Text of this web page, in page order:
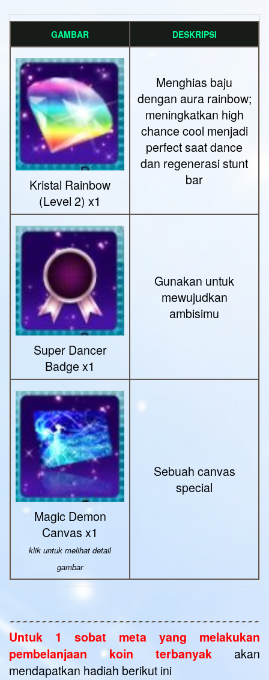
GAMBAR DESKRIPSI
Kristal Rainbow
(Level 2) x1
Menghias baju
dengan aura rainbow;
meningkatkan high
chance cool menjadi
perfect saat dance
dan regenerasi stunt
bar
Super Dancer
Badge x1
Gunakan untuk
mewujudkan
ambisimu
Magic Demon
Canvas x1
klik untuk melihat detail
gambar
Sebuah canvas
special
Untuk 1 sobat meta yang melakukan
pembelanjaan koin terbanyak akan
mendapatkan hadiah berikut ini